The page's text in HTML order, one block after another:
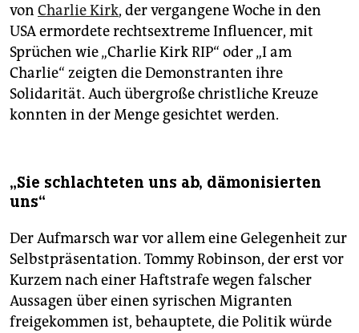
von Charlie Kirk, der vergangene Woche in den
USA ermordete rechtsextreme Influencer, mit
Sprüchen wie „Charlie Kirk RIP“ oder „I am
Charlie“ zeigten die Demonstranten ihre
Solidarität. Auch übergroße christliche Kreuze
konnten in der Menge gesichtet werden.
„Sie schlachteten uns ab, dämonisierten
uns“
Der Aufmarsch war vor allem eine Gelegenheit zur
Selbstpräsentation. Tommy Robinson, der erst vor
Kurzem nach einer Haftstrafe wegen falscher
Aussagen über einen syrischen Migranten
freigekommen ist, behauptete, die Politik würde